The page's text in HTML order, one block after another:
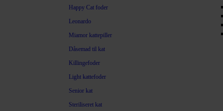
Happy Cat foder
Leonardo
Miamor kattepiller
Dåsemad til kat
Killingefoder
Light kattefoder
Senior kat
Steriliseret kat